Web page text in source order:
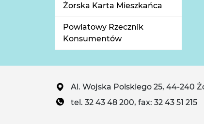
Żorska Karta Mieszkańca
Powiatowy Rzecznik
Konsumentów
Al. Wojska Polskiego 25, 44-240
tel. 32 43 48 200, fax: 32 43 51 215